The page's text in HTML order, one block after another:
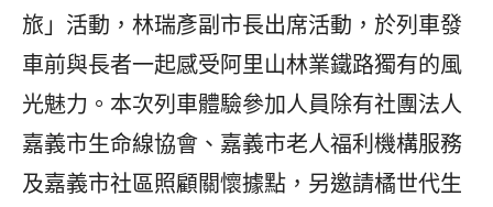
旅」活動，林瑞彥副市長出席活動，於列車發
車前與長者一起感受阿里山林業鐵路獨有的風
光魅力。本次列車體驗參加人員除有社團法人
嘉義市生命線協會、嘉義市老人福利機構服務
及嘉義市社區照顧關懷據點，另邀請橘世代生